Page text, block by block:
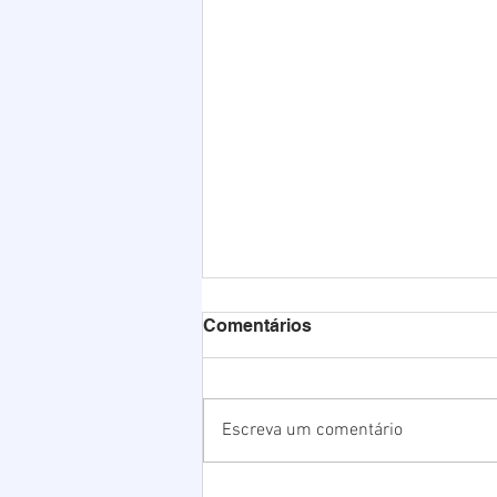
Comentários
Escreva um comentário